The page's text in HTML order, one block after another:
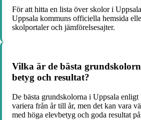
För att hitta en lista över skolor i
Uppsala kommuns officiella hemsida
skolportaler och jämförelsesajter.
Vilka är de bästa
betyg och resultat?
De bästa grundskolorna i Uppsala enligt
variera från år till år, men det kan vara
med höga elevbetyg och goda resultat